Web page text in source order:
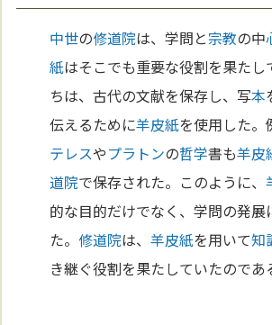
中世の修道院は、学問と宗教の中
紙はそこでも重要な役割を果たし
ちは、古代の文献を保存し、写本
伝えるために羊皮紙を使用した。
テレスやプラトンの哲学書も羊皮
道院で保存された。このように、
的な目的だけでなく、学問の発展
た。修道院は、羊皮紙を用いて知
き継ぐ役割を果たしていたのであ